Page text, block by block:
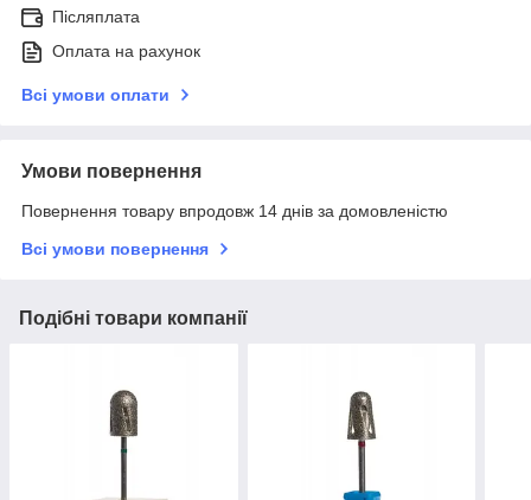
Післяплата
Оплата на рахунок
Всі умови оплати
Умови повернення
Повернення товару впродовж 14 днів за домовленістю
Всі умови повернення
Подібні товари компанії